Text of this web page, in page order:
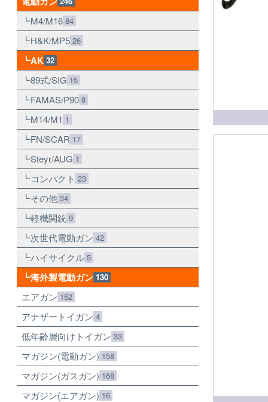
M4/M16 84
H&K/MP5 26
AK 32
89式/SIG 15
FAMAS/P90 8
M14/M1 1
FN/SCAR 17
Steyr/AUG 1
コンパクト 23
その他 34
軽機関銃 9
次世代電動ガン 42
ハイサイクル 5
海外製電動ガン 130
エアガン 152
アナザートイガン 4
低年齢層向けトイガン 33
マガジン(電動ガン) 158
マガジン(ガスガン) 168
マガジン(エアガン) 16